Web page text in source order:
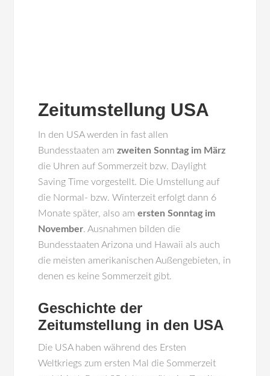
Zeitumstellung USA
In den USA werden in fast allen
Bundesstaaten amzweiten Sonntag im März
die Uhren auf Sommerzeit bzw. Daylight
Saving Time vorgestellt. Die Umstellung auf
die Normal- bzw. Winterzeit erfolgt dann 6
Monate später, also amersten Sonntag im
November. Ausnahmen bilden die
Bundesstaaten Arizona und Hawaii als auch
die meisten amerikanischen Außengebieten, in
denen es keine Sommerzeit gibt.
Geschichte der
Zeitumstellung in den USA
Die USA haben während des Ersten
Weltkriegs zum ersten Mal die Sommerzeit